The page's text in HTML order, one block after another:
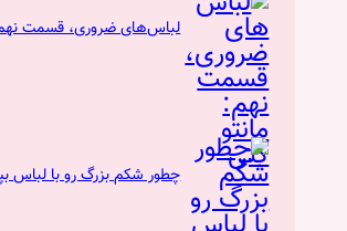
لباس‌های ضروری، قسمت
چطور شکم بزرگ رو با لباس